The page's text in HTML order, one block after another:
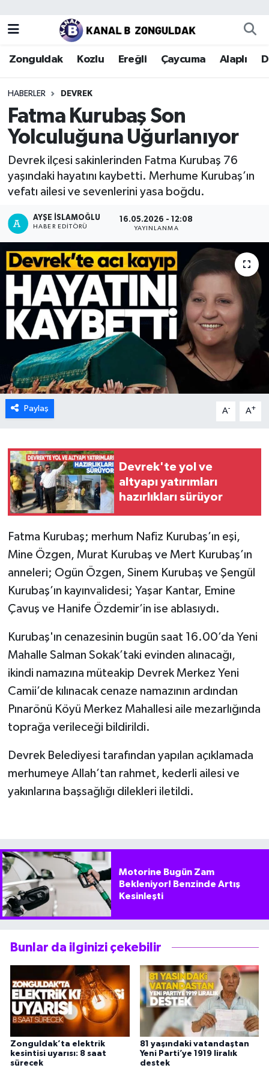
Zonguldak Kozlu Ereğli Çaycuma Alaplı
HABERLER DEVREK
Fatma Kurubaş Son
Yolculuğuna Uğurlanıyor
Devrek ilçesi sakinlerinden Fatma Kurubaş 76
yaşındaki hayatını kaybetti. Merhume Kurubaş’ın
vefatı ailesi ve sevenlerini yasa boğdu.
AYŞE İSLAMOĞLU
HABER EDITÖRÜ
16.05.2026 - 12:08
YAYINLANMA
Paylaş A- A+
Devrek'te yol ve
altyapı yatırımları
hazırlıkları sürüyor
Fatma Kurubaş; merhum Nafiz Kurubaş’ın eşi,
Mine Özgen, Murat Kurubaş ve Mert Kurubaş’ın
anneleri; Ogün Özgen, Sinem Kurubaş ve Şengül
Kurubaş’ın kayınvalidesi; Yaşar Kantar, Emine
Çavuş ve Hanife Özdemir’in ise ablasıydı.
Kurubaş'ın cenazesinin bugün saat 16.00’da Yeni
Mahalle Salman Sokak’taki evinden alınacağı,
ikindi namazına müteakip Devrek Merkez Yeni
Camii’de kılınacak cenaze namazının ardından
Pınarönü Köyü Merkez Mahallesi aile mezarlığında
toprağa verileceği bildirildi.
Devrek Belediyesi tarafından yapılan açıklamada
merhumeye Allah’tan rahmet, kederli ailesi ve
yakınlarına başsağlığı dilekleri iletildi.
Motorine Bugün Zam
Bekleniyor! Benzinde Artış
Kesinleşti
Bunlar da ilginizi çekebilir
Zonguldak’ta elektrik
kesintisi uyarısı: 8 saat
sürecek
81 yaşındaki vatandaştan
Yeni Parti’ye 1919 liralık
destek
Zonguldak
Kozlu
Ereğli
Çaycuma
Alaplı
Devrek
Gökçebey
Bartın
Karabük
Spor
Ulusal
Zonguldak Nöbetçi Eczaneler
Zonguldak Hava Durumu
Zonguldak Trafik Yoğunluk Haritası
Puan Durumu ve Fikstür
Tüm Manşetler
Son Dakika Haberleri
Haber Arşivi